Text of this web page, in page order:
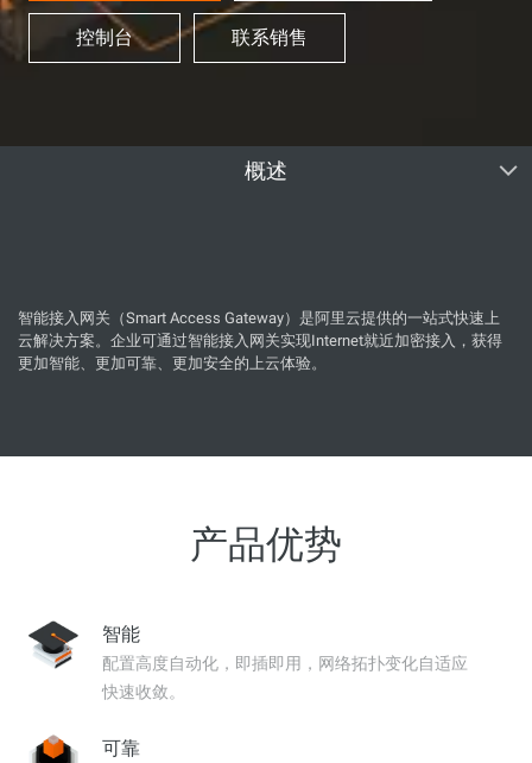
控制台 联系销售
概述
智能接入网关（Smart Access Gateway）是阿里云提供的一站式快速上
云解决方案。企业可通过智能接入网关实现Internet就近加密接入，获得
更加智能、更加可靠、更加安全的上云体验。
产品优势
智能
配置高度自动化，即插即用，网络拓扑变化自适应
快速收敛。
可靠